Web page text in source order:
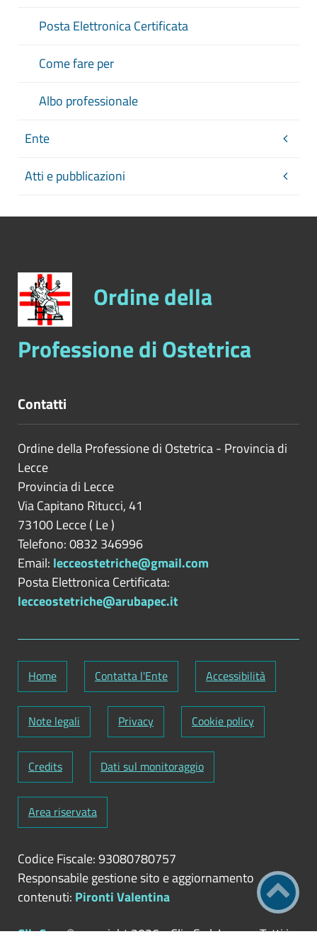
Posta Elettronica Certificata
Come fare per
Albo professionale
Ente
Atti e pubblicazioni
Ordine della
Professione di Ostetrica
Contatti
Ordine della Professione di Ostetrica - Provincia di
Lecce
Provincia di Lecce
Via Capitano Ritucci, 41
73100Lecce( Le)
Telefono: 0832 346996
Email: lecceostetriche@gmail.com
Posta Elettronica Certificata:
lecceostetriche@arubapec.it
Home Contatta l'Ente Accessibilità
Note legali Privacy Cookie policy
Credits Dati sul monitoraggio
Area riservata
Codice Fiscale: 93080780757
Responsabile gestione sito e aggiornamento
contenuti: Pironti Valentina
ClioCom© copyright 2026 - Clio S.r.l. Lecce - Tutti i